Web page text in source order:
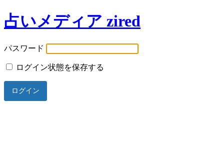
占いメディア zired
パスワード
ログイン状態を保存する